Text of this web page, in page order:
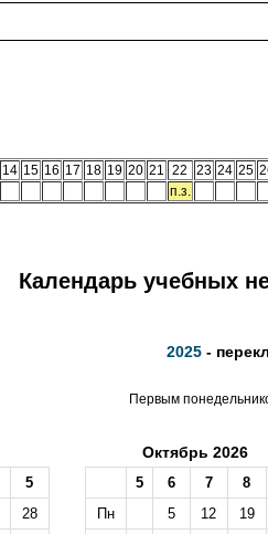
14 15 16 17 18 19 20 21 22 23 24 25
п.з.
Календарь учебных
2025 -
Первым
5
28
Октябрь 2026
5 6 7
8
Пн
5 12
19